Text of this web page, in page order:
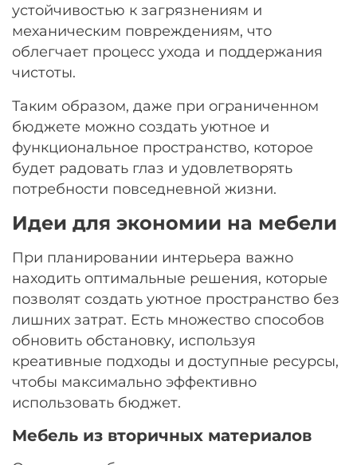
устойчивостью к загрязнениям и
механическим повреждениям, что
облегчает процесс ухода и поддержания
чистоты.
Таким образом, даже при ограниченном
бюджете можно создать уютное и
функциональное пространство, которое
будет радовать глаз и удовлетворять
потребности повседневной жизни.
Идеи для экономии на мебели
При планировании интерьера важно
находить оптимальные решения, которые
позволят создать уютное пространство без
лишних затрат. Есть множество способов
обновить обстановку, используя
креативные подходы и доступные ресурсы,
чтобы максимально эффективно
использовать бюджет.
Мебель из вторичных материалов